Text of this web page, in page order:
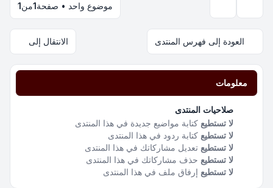
موضوع واحد • صفحة1من1
العودة إلى فهرس المنتدى الانتقال إلى
معلومات
صلاحيات المنتدى
لا تستطيع كتابة مواضيع جديدة في هذا المنتدى
لا تستطيع كتابة ردود في هذا المنتدى
لا تستطيع تعديل مشاركاتك في هذا المنتدى
لا تستطيع حذف مشاركاتك في هذا المنتدى
لا تستطيع إرفاق ملف في هذا المنتدى